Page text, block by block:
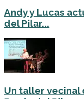
Andy y Lucas
del Pilar...
Un taller